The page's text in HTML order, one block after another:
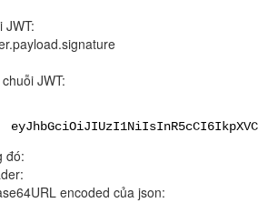
JWT:
JWT:
đó:
encoded của json: